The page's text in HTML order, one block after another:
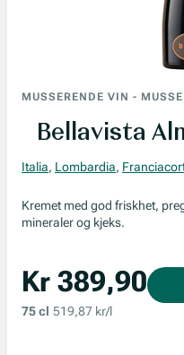
MUSSERENDE VIN -
Bellavista
Italia, Lombardia,
Kremet med god friskhet,
mineraler og kjeks.
Kr 389,90
75 cl 519,87 kr/l